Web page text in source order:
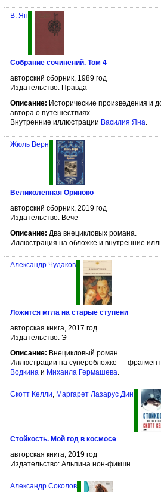
В. Ян
Собрание сочинений. Том 4
авторский сборник, 1989 год
Издательство: Правда
Описание: Исторические произведения и
автора о путешествиях.
Внутренние иллюстрации Василия Яна
Жюль Верн
Великолепная Ориноко
авторский сборник, 2019 год
Издательство: Вече
Описание: Два внецикловых романа.
Иллюстрация на обложке и внутренние
Александр Чудаков
Ложится мгла на старые ступени
авторская книга, 2017 год
Издательство: Э
Описание: Внецикловый роман.
Иллюстрации на суперобложке —
Водкина и Михаила Гермашева.
Скотт Келли, Маргарет Лазарус Дин
Стойкость. Мой год в космосе
авторская книга, 2019 год
Издательство: Альпина нон-фикшн
Александр Соколов